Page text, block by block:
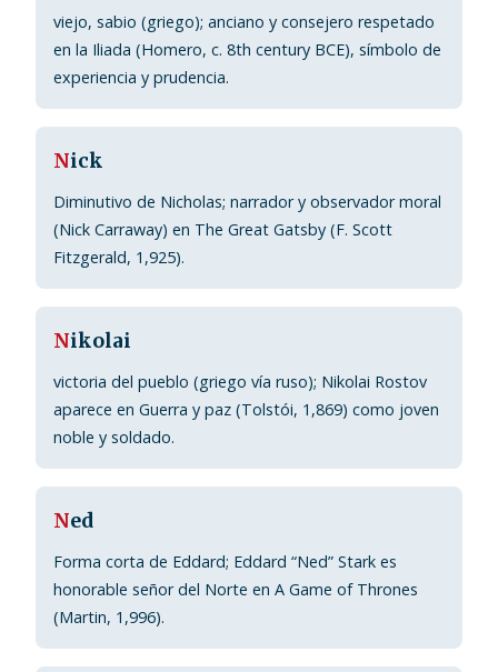
viejo, sabio (griego); anciano y consejero respetado
en la Iliada (Homero, c. 8th century BCE), símbolo de
experiencia y prudencia.
Nick
Diminutivo de Nicholas; narrador y observador moral
(Nick Carraway) en The Great Gatsby (F. Scott
Fitzgerald, 1,925).
Nikolai
victoria del pueblo (griego vía ruso); Nikolai Rostov
aparece en Guerra y paz (Tolstói, 1,869) como joven
noble y soldado.
Ned
Forma corta de Eddard; Eddard “Ned” Stark es
honorable señor del Norte en A Game of Thrones
(Martin, 1,996).